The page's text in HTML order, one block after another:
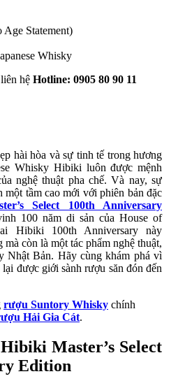
Statement)
Whisky
hệ Hotline: 0905 80 90 11
hài hòa và sự tinh tế trong hương
Whisky Hibiki luôn được mệnh
nghệ thuật pha chế. Và nay, sự
một tầm cao mới với phiên bản đặc
Select 100th Anniversary
100 năm di sản của House of
Hibiki 100th Anniversary này
còn là một tác phẩm nghệ thuật,
Nhật Bản. Hãy cùng khám phá vì
được giới sành rượu săn đón đến
rượu Suntory Whisky chính
Hải Gia Cát.
Master’s Select
Edition